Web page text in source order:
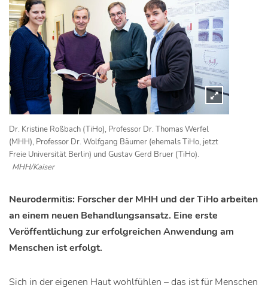
Dr. Kristine Roßbach (TiHo), Professor Dr. Thomas Werfel
(MHH), Professor Dr. Wolfgang Bäumer (ehemals TiHo, jetzt
Freie Universität Berlin) und Gustav Gerd Bruer (TiHo).
MHH/Kaiser
Neurodermitis: Forscher der MHH und der TiHo arbeiten
an einem neuen Behandlungsansatz. Eine erste
Veröffentlichung zur erfolgreichen Anwendung am
Menschen ist erfolgt.
Sich in der eigenen Haut wohlfühlen – das ist für Menschen